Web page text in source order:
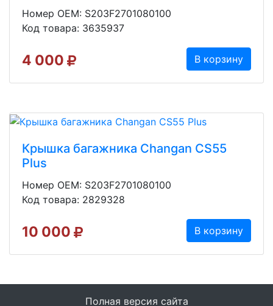
Номер OEM: S203F2701080100
Код товара: 3635937
4 000 В корзину
Крышка багажника Changan CS55
Plus
Номер OEM: S203F2701080100
Код товара: 2829328
10 000 В корзину
Полная версия сайта